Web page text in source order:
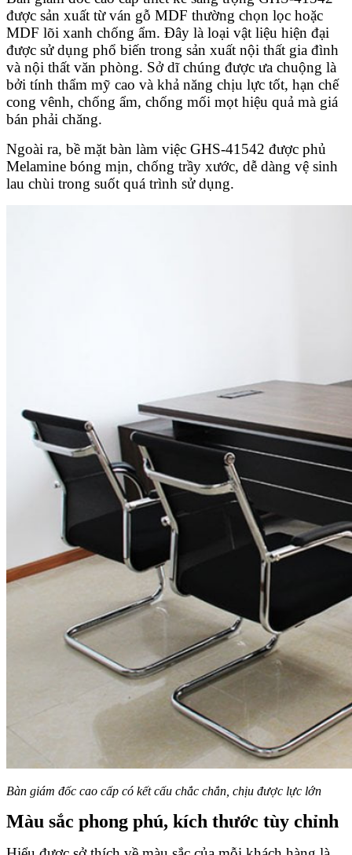
được sản xuất từ ván gỗ MDF thường chọn lọc hoặc
MDF lõi xanh chống ẩm. Đây là loại vật liệu hiện đại
được sử dụng phổ biến trong sản xuất nội thất gia đình
và nội thất văn phòng. Sở dĩ chúng được ưa chuộng là
bởi tính thẩm mỹ cao và khả năng chịu lực tốt, hạn chế
cong vênh, chống ẩm, chống mối mọt hiệu quả mà giá
bán phải chăng.
Ngoài ra, bề mặt bàn làm việc GHS-41542 được phủ
Melamine bóng mịn, chống trầy xước, dễ dàng vệ sinh
lau chùi trong suốt quá trình sử dụng.
Bàn giám đốc cao cấp có kết cấu chắc chắn, chịu được lực lớn
Màu sắc phong phú, kích thước tùy chỉnh